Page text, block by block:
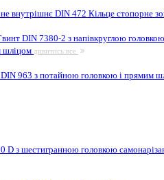
внутрішнє DIN 472 Кільце стопорне
DIN 7380-2 з напівкруглою
шліцом дивитись все
963 з потайною головкою і прямим
D з шестигранною головкою